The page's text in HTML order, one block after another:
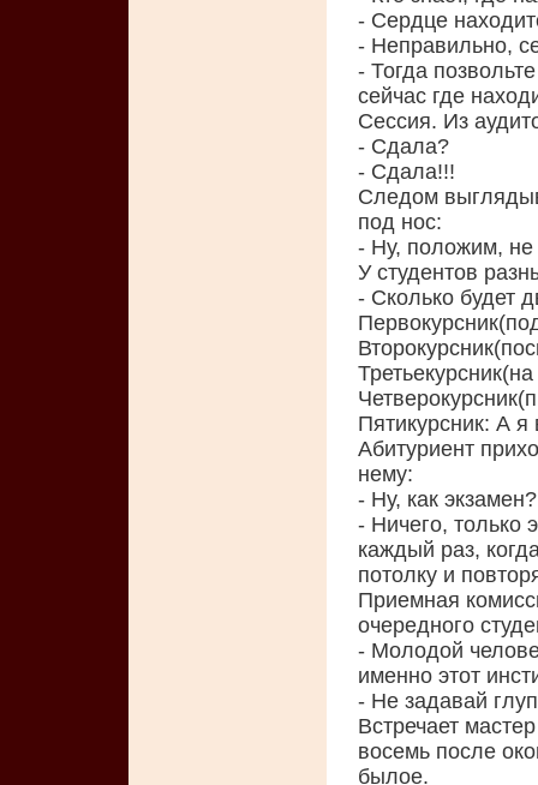
- Сердце
- Неправильно,
- Тогда
сейчас где
Сессия. Из
- Сдала?
- Сдала!!!
Следом
под нос:
- Ну, положим,
У студентов
- Сколько будет
Пятикурсник: А я
Абитуриент
нему:
- Ну, как экзамен?
- Ничего, только
каждый раз,
потолку и
Приемная
очередного
- Молодой
именно этот
- Не задавай
Встречает
восемь после
былое.